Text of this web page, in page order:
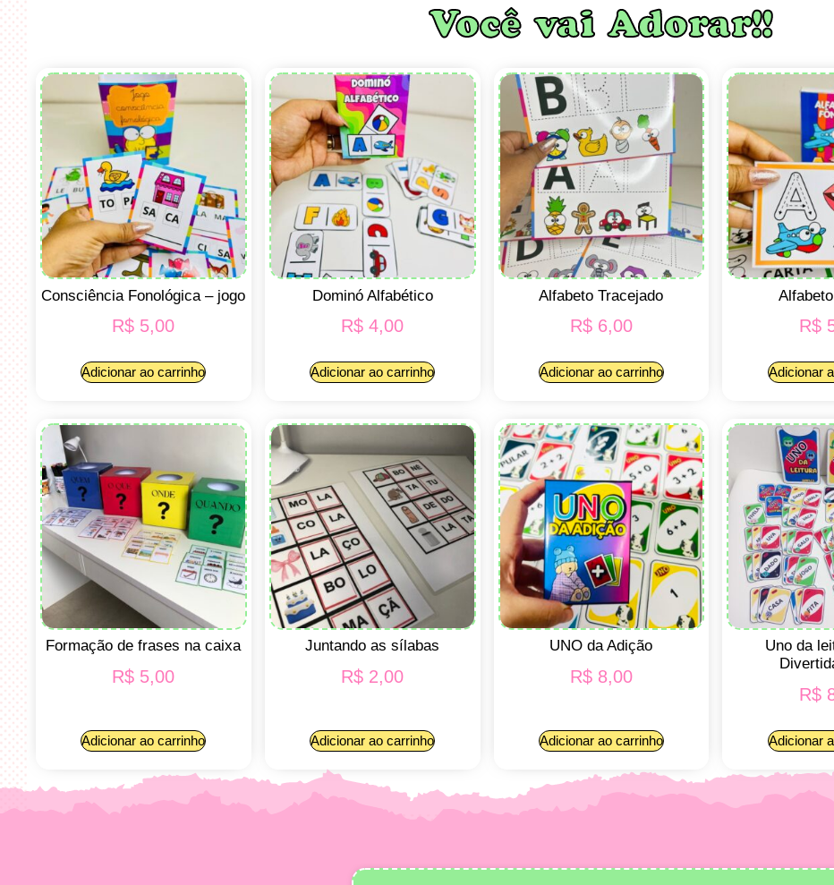
Você vai Adorar!!
Consciência Fonológica – jogo
R$ 5,00
Adicionar ao carrinho
Dominó Alfabético
R$ 4,00
Adicionar ao carrinho
Alfabeto Tracejado
R$6,00
Adicionar ao carrinho
R$
Adicionar
Formação de frases na caixa
R$ 5,00
Adicionar ao carrinho
Juntando as sílabas
R$ 2,00
Adicionar ao carrinho
UNO da Adição
R$8,00
Adicionar ao carrinho
Uno da
R$
Adicionar